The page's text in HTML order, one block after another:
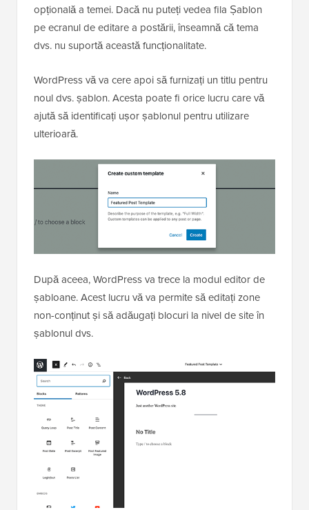
opțională a temei. Dacă nu puteți vedea fila Șablon
pe ecranul de editare a postării, înseamnă că tema
dvs. nu suportă această funcționalitate.
WordPress vă va cere apoi să furnizați un titlu pentru
noul dvs. șablon. Acesta poate fi orice lucru care vă
ajută să identificați ușor șablonul pentru utilizare
ulterioară.
După aceea, WordPress va trece la modul editor de
șabloane. Acest lucru vă va permite să editați zone
non-conținut și să adăugați blocuri la nivel de site în
șablonul dvs.